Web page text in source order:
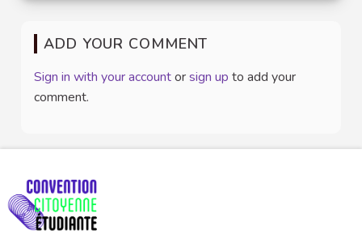
ADD YOUR COMMENT
Sign in with your accountorsign up to add your
comment.